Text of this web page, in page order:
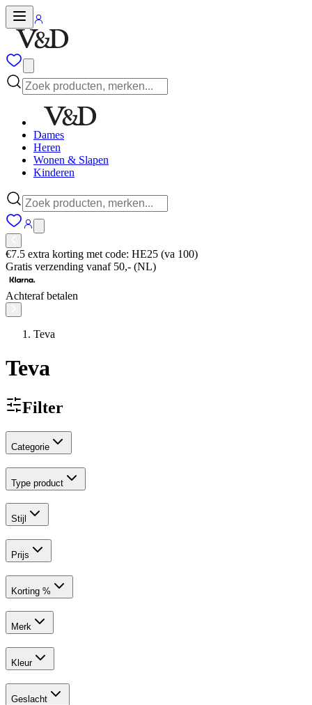
Dames
Heren
Wonen & Slapen
Kinderen
€7.5 extra korting met code: HE25 (va 100)
Gratis verzending vanaf 50,- (NL)
Achteraf betalen
Teva
Teva
Filter
Categorie
Type product
Stijl
Prijs
Korting %
Merk
Kleur
Geslacht